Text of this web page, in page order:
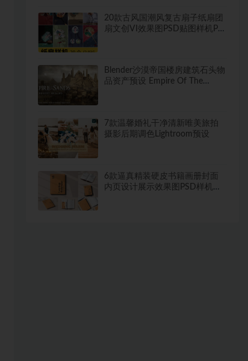
20款古风国潮风复古扇子纸扇团
扇文创VI效果图PSD贴图样机PS
Blender沙漠帝国楼房建筑石头物
品资产预设 Empire Of The
7款温馨婚礼干净清新唯美旅拍
摄影后期调色Lightroom预设
6款逼真精装硬皮书籍画册封面
内页设计展示效果图PSD样机模